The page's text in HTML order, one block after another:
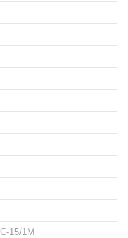
15/1M